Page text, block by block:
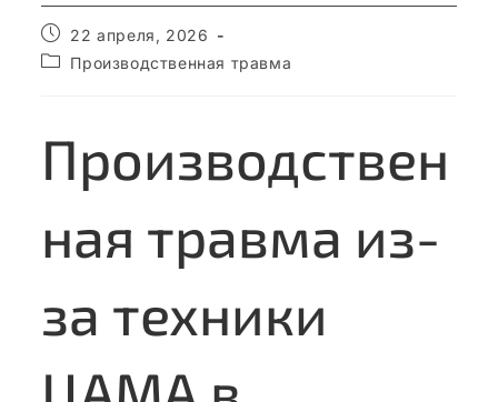
22 апреля, 2026
Производственная травма
Производствен
ная травма из-
за техники